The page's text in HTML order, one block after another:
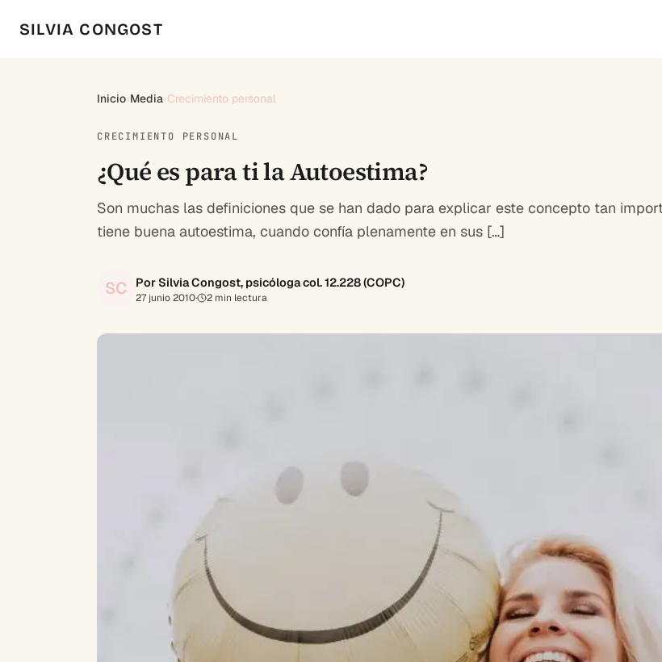
SILVIA CONGOST
Inicio›Media›Crecimiento personal
CRECIMIENTO PERSONAL
¿Qué es para ti la Autoestima?
Son muchas las definiciones que se han dado para explicar este concepto tan
tiene buena autoestima, cuando confía plenamente en sus […]
SC Por Silvia Congost, psicóloga col. 12.228 (COPC)
27 junio 2010· 2 min lectura